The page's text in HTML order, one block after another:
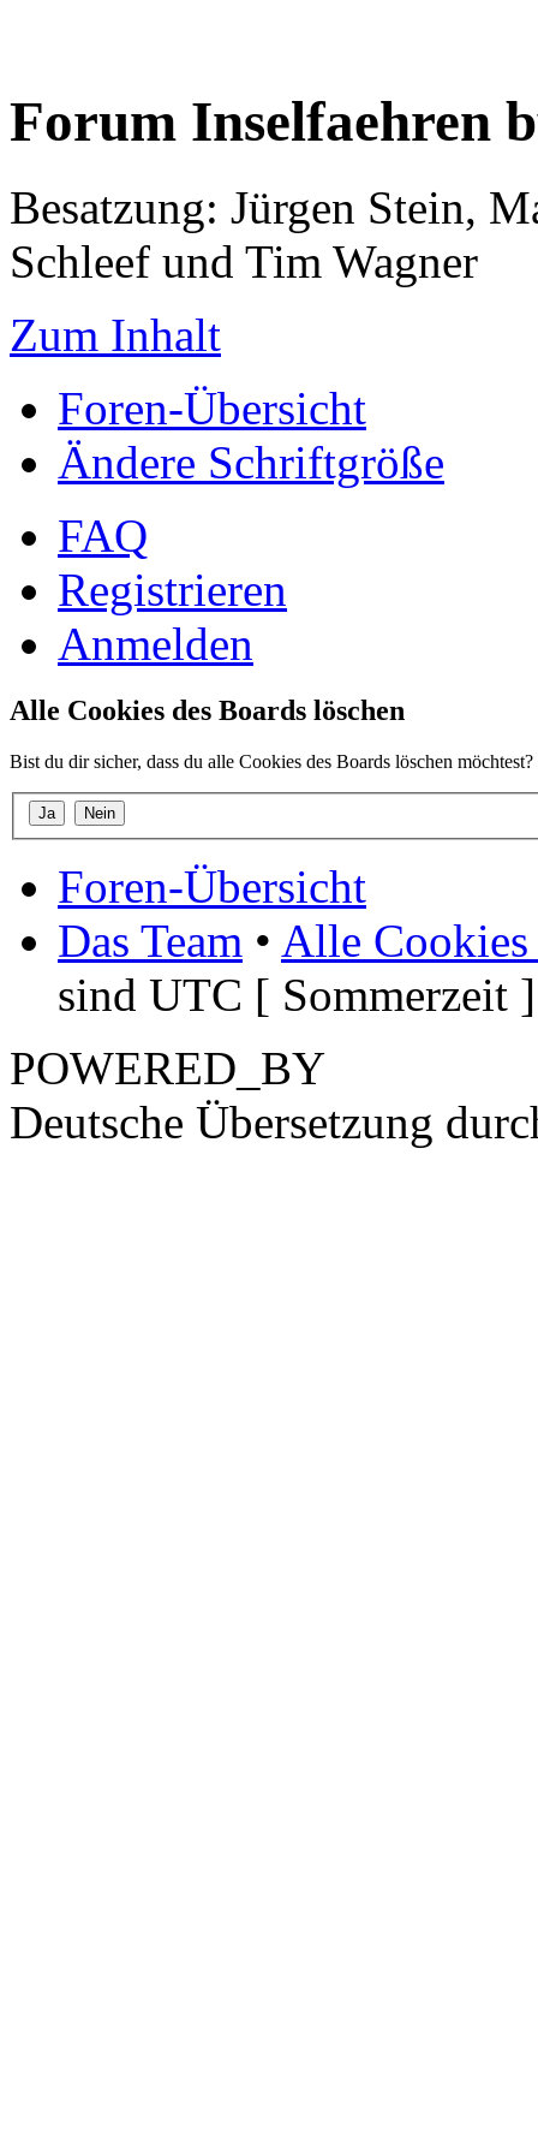
Forum Inselfaehren
Besatzung: Jürgen Stein,
Schleef und Tim Wagner
Zum Inhalt
Foren-Übersicht
Ändere Schriftgröße
FAQ
Registrieren
Anmelden
Alle Cookies des Boards löschen
Bist du dir sicher, dass du alle Cookies des Boards löschen möchtest?
Foren-Übersicht
Das Team • Alle Cookies
sind UTC [ Sommerzeit ]
POWERED_BY
Deutsche Übersetzung